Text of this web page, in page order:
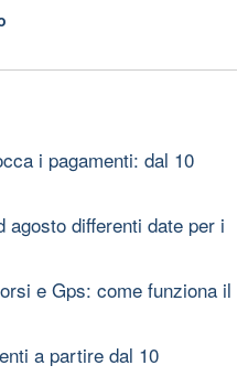
i pagamenti: dal 10
agosto differenti date per i
e Gps: come funziona il
a partire dal 10